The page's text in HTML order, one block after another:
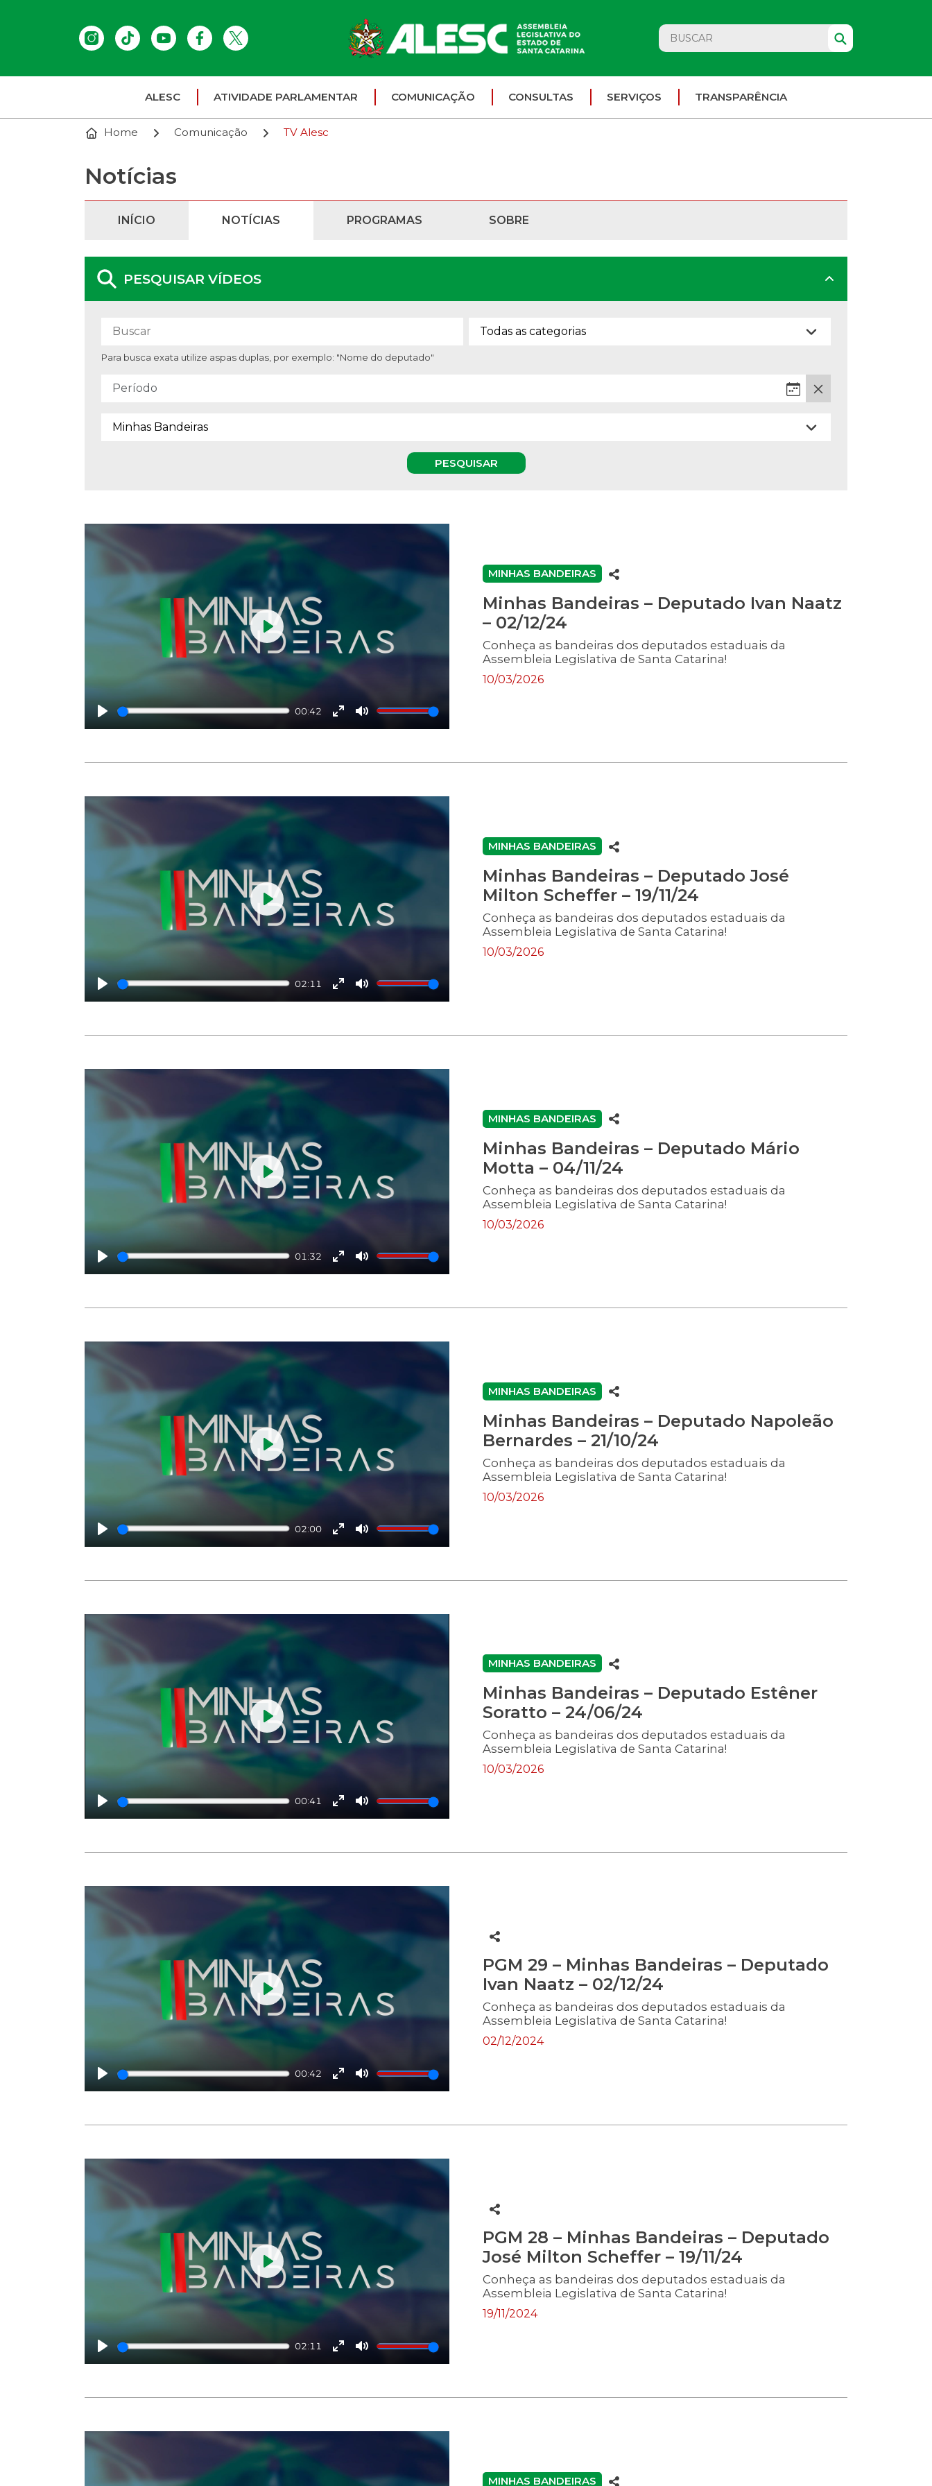
ALESC ATIVIDADE PARLAMENTAR COMUNICAÇÃO CONSULTAS SERVIÇOS TRANSPARÊNCIA
Home Comunicação TV Alesc
Notícias
INÍCIO NOTÍCIAS PROGRAMAS SOBRE
PESQUISAR VÍDEOS
Para busca exata utilize aspas duplas, por exemplo: "Nome do deputado"
PESQUISAR
Play
00:42
EnterMute
Play
MINHAS BANDEIRAS
Minhas Bandeiras – Deputado Ivan Naatz
– 02/12/24
Conheça as bandeiras dos deputados estaduais da
Assembleia Legislativa de Santa Catarina!
10/03/2026
Play
02:11
EnterMute
Play
MINHAS BANDEIRAS
Minhas Bandeiras – Deputado José
Milton Scheffer – 19/11/24
Conheça as bandeiras dos deputados estaduais da
Assembleia Legislativa de Santa Catarina!
10/03/2026
Play
01:32
EnterMute
Play
MINHAS BANDEIRAS
Minhas Bandeiras – Deputado Mário
Motta – 04/11/24
Conheça as bandeiras dos deputados estaduais da
Assembleia Legislativa de Santa Catarina!
10/03/2026
Play
02:00
EnterMute
Play
MINHAS BANDEIRAS
Minhas Bandeiras – Deputado Napoleão
Bernardes – 21/10/24
Conheça as bandeiras dos deputados estaduais da
Assembleia Legislativa de Santa Catarina!
10/03/2026
Play
00:41
EnterMute
Play
MINHAS BANDEIRAS
Minhas Bandeiras – Deputado Estêner
Soratto – 24/06/24
Conheça as bandeiras dos deputados estaduais da
Assembleia Legislativa de Santa Catarina!
10/03/2026
Play
00:42
EnterMute
Play
PGM 29 – Minhas Bandeiras – Deputado
Ivan Naatz – 02/12/24
Conheça as bandeiras dos deputados estaduais da
Assembleia Legislativa de Santa Catarina!
02/12/2024
Play
02:11
EnterMute
Play
PGM 28 – Minhas Bandeiras – Deputado
José Milton Scheffer – 19/11/24
Conheça as bandeiras dos deputados estaduais da
Assembleia Legislativa de Santa Catarina!
19/11/2024
MINHAS BANDEIRAS